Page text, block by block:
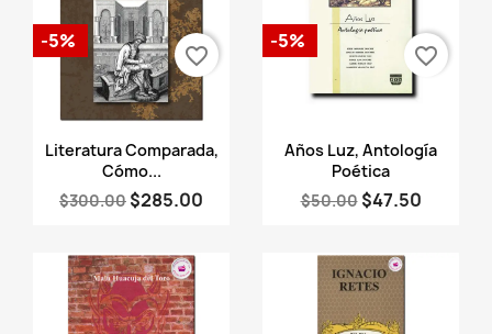
Vista rápida
Literatura Comparada,
Cómo...
$300.00 $285.00
-5%
favorite_border
Vista rápida
Años Luz, Antología
Poética
$50.00 $47.50
-5%
favorite_border